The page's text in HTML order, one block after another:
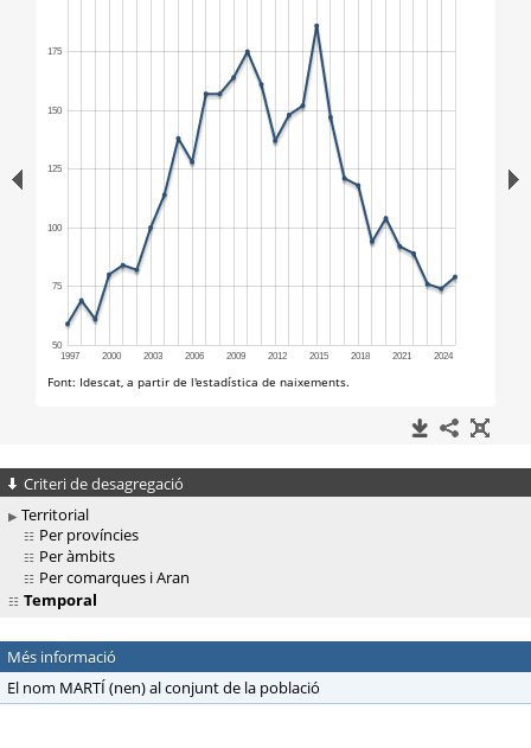
Criteri de desagregació
Territorial
Per províncies
Per àmbits
Per comarques i Aran
Temporal
Més informació
El nom MARTÍ (nen) al conjunt de la població